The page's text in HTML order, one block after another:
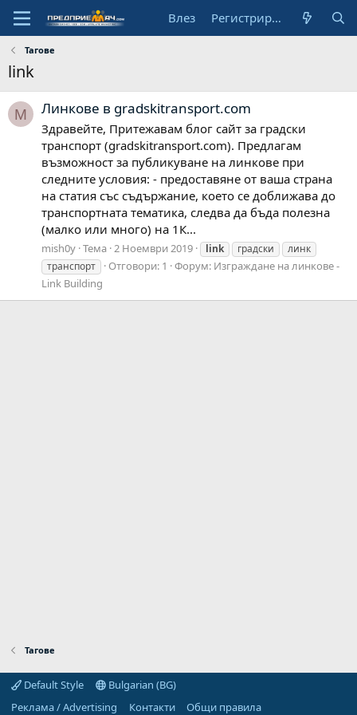
Влез Регистрирай се
Тагове
link
M Линкове в gradskitransport.com
Здравейте, Притежавам блог сайт за градски
транспорт (gradskitransport.com). Предлагам
възможност за публикуване на линкове при
следните условия: - предоставяне от ваша страна
на статия със съдържание, което се доближава до
транспортната тематика, следва да бъда полезна
(малко или много) на 1К...
mish0y Тема 2 Ноември 2019 link градски
линк
транспорт
Отговори: 1 Форум: Изграждане на линкове -
Link Building
Тагове
Default Style
Bulgarian (BG)
Реклама / Advertising
Контакти
Общи правила